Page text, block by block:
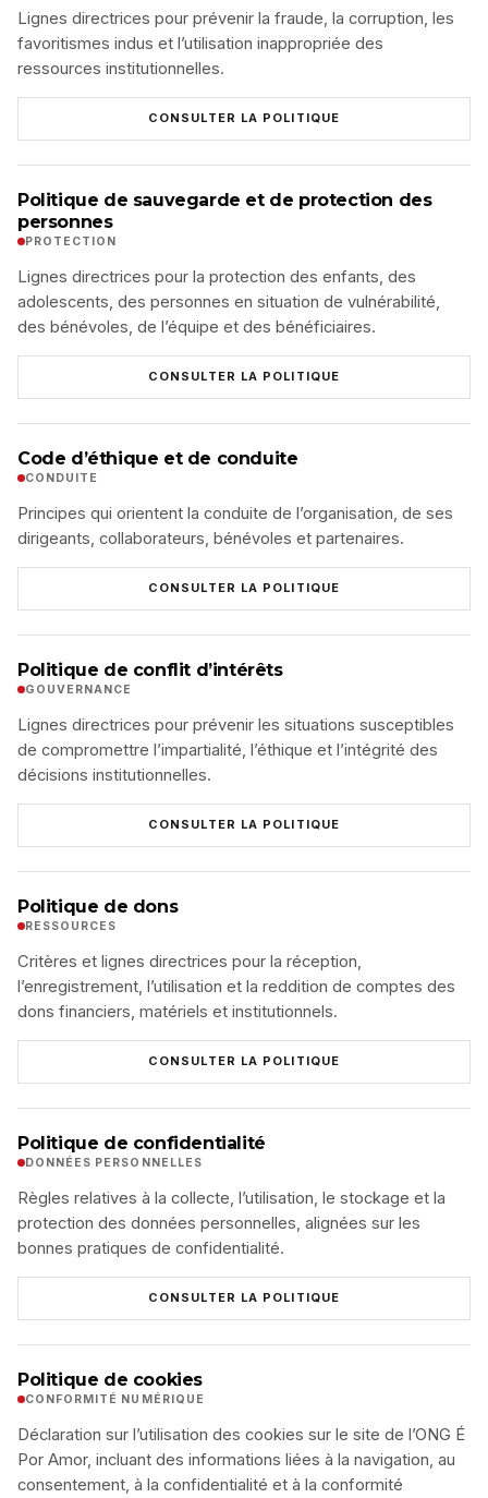
Lignes directrices pour prévenir la fraude, la corruption, les
favoritismes indus et l’utilisation inappropriée des
ressources institutionnelles.
CONSULTER LA POLITIQUE
Politique de sauvegarde et de protection des
personnes
PROTECTION
Lignes directrices pour la protection des enfants, des
adolescents, des personnes en situation de vulnérabilité,
des bénévoles, de l’équipe et des bénéficiaires.
CONSULTER LA POLITIQUE
Code d’éthique et de conduite
CONDUITE
Principes qui orientent la conduite de l’organisation, de ses
dirigeants, collaborateurs, bénévoles et partenaires.
CONSULTER LA POLITIQUE
Politique de conflit d’intérêts
GOUVERNANCE
Lignes directrices pour prévenir les situations susceptibles
de compromettre l’impartialité, l’éthique et l’intégrité des
décisions institutionnelles.
CONSULTER LA POLITIQUE
Politique de dons
RESSOURCES
Critères et lignes directrices pour la réception,
l’enregistrement, l’utilisation et la reddition de comptes des
dons financiers, matériels et institutionnels.
CONSULTER LA POLITIQUE
Politique de confidentialité
DONNÉES PERSONNELLES
Règles relatives à la collecte, l’utilisation, le stockage et la
protection des données personnelles, alignées sur les
bonnes pratiques de confidentialité.
CONSULTER LA POLITIQUE
Politique de cookies
CONFORMITÉ NUMÉRIQUE
Déclaration sur l’utilisation des cookies sur le site de l’ONG É
Por Amor, incluant des informations liées à la navigation, au
consentement, à la confidentialité et à la conformité